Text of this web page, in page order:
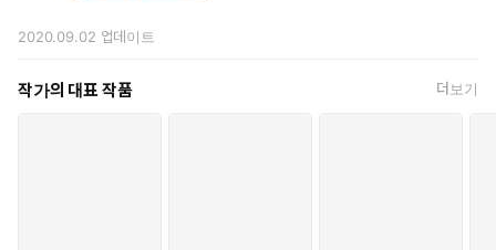
2020.09.02 업데이트
작가의 대표 작품 더보기